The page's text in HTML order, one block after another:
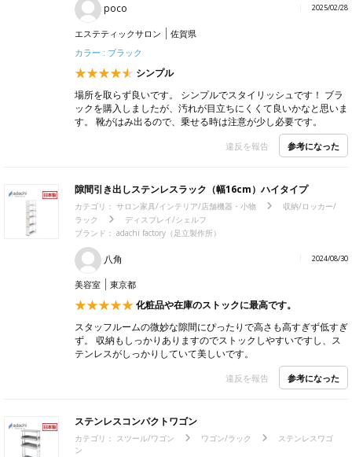
poco 2025/02/28
エステティックサロン
佐賀県
カラー : ブラック
シンプル
場所を取らず良いです。 シンプルでスタイリッシュです！ ブラ
ックを購入しましたが、汚れが目立ちにくくて良いかなと思いま
す。 靴がはみ出るので、乗せる時は注意が少し必要です。
違反を報告 参考になった
隙間引き出しステンレスラック（幅16cm）ハイタイプ
カテゴリ： サロン家具/インテリア/店舗機器・小物
収納/ロッカー/
ラック
ディスプレイ/シェルフ
ブランド： adachi factory（足立製作所）
八角 2024/08/30
美容室 東京都
化粧品や在庫のストックに最高です。
スタッフルームの微妙な隙間にぴったりで高さも高すぎず低すぎ
ず。 収納もしっかりありますのでストックしやすいですし、ス
テンレスがしっかりしていて美しいです。
違反を報告 参考になった
ステンレスコンパクトワゴン
カテゴリ： スツール/ワゴン ワゴン/ラック
ステンレスワゴ
ン